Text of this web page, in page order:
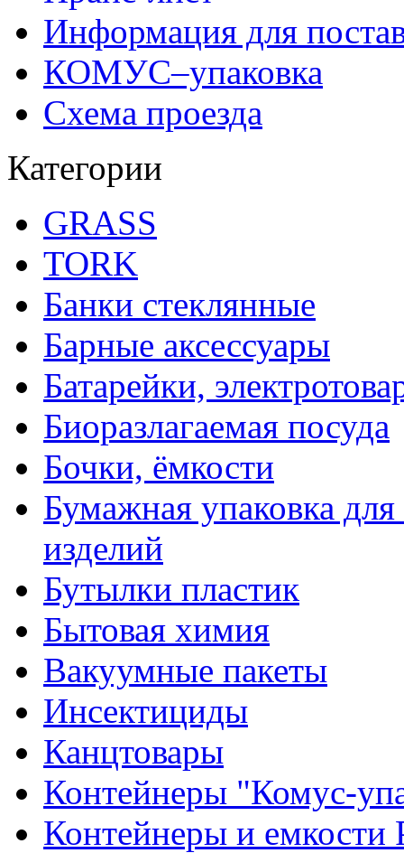
Информация для
КОМУС–упаковка
Схема проезда
Категории
GRASS
TORK
Банки стеклянные
Барные аксессуары
Батарейки,
Биоразлагаемая посуда
Бочки, ёмкости
Бумажная упаковка
изделий
Бутылки пластик
Бытовая химия
Вакуумные пакеты
Инсектициды
Канцтовары
Контейнеры "Комус-
Контейнеры и емкости